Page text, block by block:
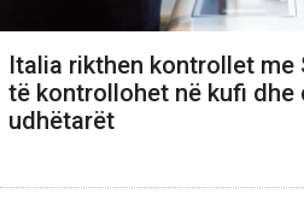
Italia rikthen kontrollet me
të kontrollohet në kufi dhe
udhëtarët